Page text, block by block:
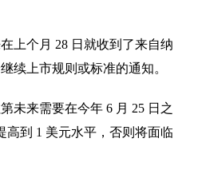
上个月 28 日就收到了来自纳
续上市规则或标准的通知。
未来需要在今年 6 月 25 日之
高到 1 美元水平，否则将面临